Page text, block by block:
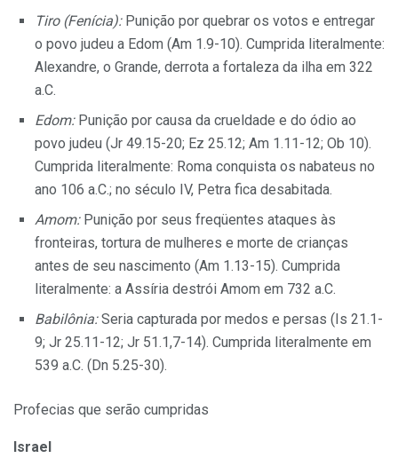
Tiro (Fenícia):Punição por quebrar os votos e entregar
o povo judeu a Edom (Am 1.9-10). Cumprida literalmente:
Alexandre, o Grande, derrota a fortaleza da ilha em 322
a.C.
Edom:Punição por causa da crueldade e do ódio ao
povo judeu (Jr 49.15-20; Ez 25.12; Am 1.11-12; Ob 10).
Cumprida literalmente: Roma conquista os nabateus no
ano 106 a.C.; no século IV, Petra fica desabitada.
Amom:Punição por seus freqüentes ataques às
fronteiras, tortura de mulheres e morte de crianças
antes de seu nascimento (Am 1.13-15). Cumprida
literalmente: a Assíria destrói Amom em 732 a.C.
Babilônia:Seria capturada por medos e persas (Is 21.1-
9; Jr 25.11-12; Jr 51.1,7-14). Cumprida literalmente em
539 a.C. (Dn 5.25-30).
Profecias que serão cumpridas
Israel